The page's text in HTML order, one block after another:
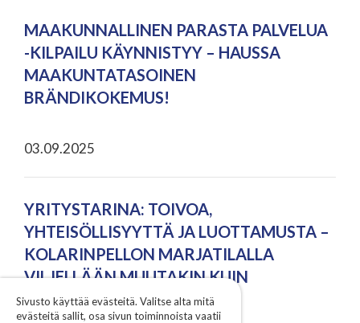
MAAKUNNALLINEN PARASTA PALVELUA
-KILPAILU KÄYNNISTYY – HAUSSA
MAAKUNTATASOINEN
BRÄNDIKOKEMUS!
03.09.2025
YRITYSTARINA: TOIVOA,
YHTEISÖLLISYYTTÄ JA LUOTTAMUSTA –
KOLARINPELLON MARJATILALLA
VILJELLÄÄN MUUTAKIN KUIN
MANSIKOITA
Sivusto käyttää evästeitä. Valitse alta mitä
evästeitä sallit, osa sivun toiminnoista vaatii